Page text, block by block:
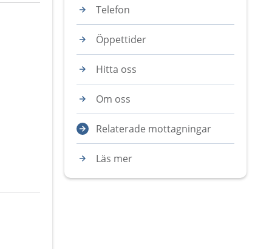
Telefon
Öppettider
Hitta oss
Om oss
Relaterade mottagningar
Läs mer